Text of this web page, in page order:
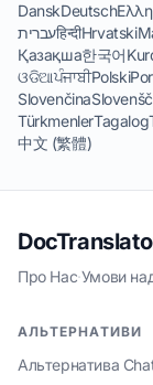
DanskDeutsch
עבריתहिन्दीHrvatski
Қазақша한국어
ଓଡିଆਪੰਜਾਬੀPolski
Slovenčina
TürkmenlerTagalog
中文 (繁體)
Про Нас·Умови
АЛЬТЕРНАТИВИ
Альтернатива